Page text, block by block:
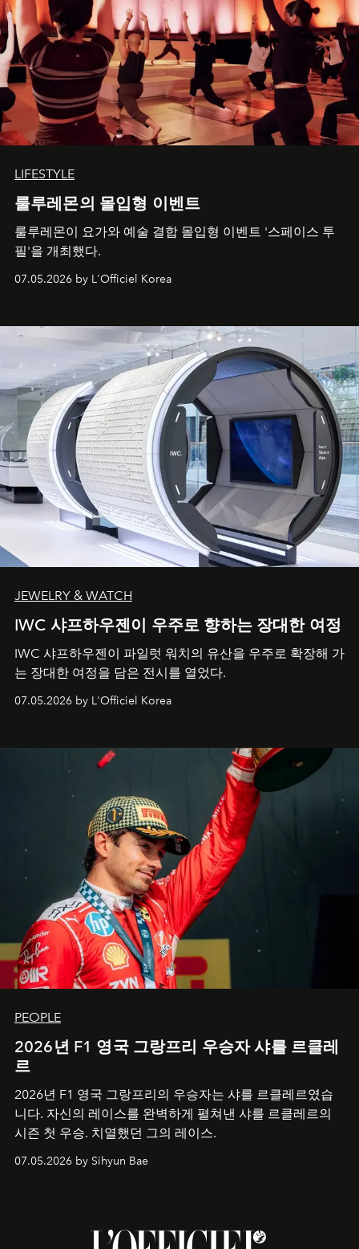
LIFESTYLE
룰루레몬의 몰입형 이벤트
룰루레몬이 요가와 예술 결합 몰입형 이벤트 '스페이스 투
필'을 개최했다.
07.05.2026 by L'Officiel Korea
JEWELRY & WATCH
IWC 샤프하우젠이 우주로 향하는 장대한 여정
IWC 샤프하우젠이 파일럿 워치의 유산을 우주로 확장해 가
는 장대한 여정을 담은 전시를 열었다.
07.05.2026 by L'Officiel Korea
PEOPLE
2026년 F1 영국 그랑프리 우승자 샤를 르클레
르
2026년 F1 영국 그랑프리의 우승자는 샤를 르클레르였습
니다. 자신의 레이스를 완벽하게 펼쳐낸 샤를 르클레르의
시즌 첫 우승. 치열했던 그의 레이스.
07.05.2026 by Sihyun Bae